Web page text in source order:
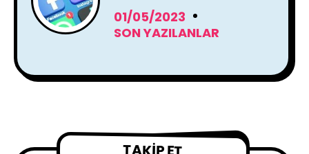
Tartışmaları
01/05/2023
SON YAZILANLAR